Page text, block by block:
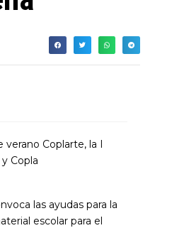
Coplarte, la I
Copla
las ayudas para la
escolar para el